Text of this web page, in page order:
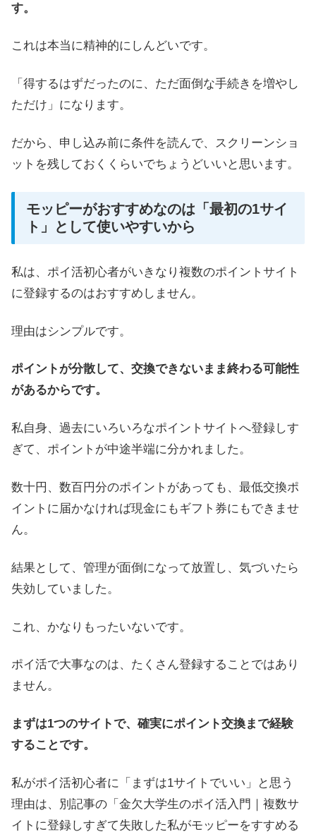
す。
これは本当に精神的にしんどいです。
「得するはずだったのに、ただ面倒な手続きを増やし
ただけ」になります。
だから、申し込み前に条件を読んで、スクリーンショ
ットを残しておくくらいでちょうどいいと思います。
モッピーがおすすめなのは「最初の1サイ
ト」として使いやすいから
私は、ポイ活初心者がいきなり複数のポイントサイト
に登録するのはおすすめしません。
理由はシンプルです。
ポイントが分散して、交換できないまま終わる可能性
があるからです。
私自身、過去にいろいろなポイントサイトへ登録しす
ぎて、ポイントが中途半端に分かれました。
数十円、数百円分のポイントがあっても、最低交換ポ
イントに届かなければ現金にもギフト券にもできませ
ん。
結果として、管理が面倒になって放置し、気づいたら
失効していました。
これ、かなりもったいないです。
ポイ活で大事なのは、たくさん登録することではあり
ません。
まずは1つのサイトで、確実にポイント交換まで経験
することです。
私がポイ活初心者に「まずは1サイトでいい」と思う
理由は、別記事の「金欠大学生のポイ活入門｜複数サ
イトに登録しすぎて失敗した私がモッピーをすすめる